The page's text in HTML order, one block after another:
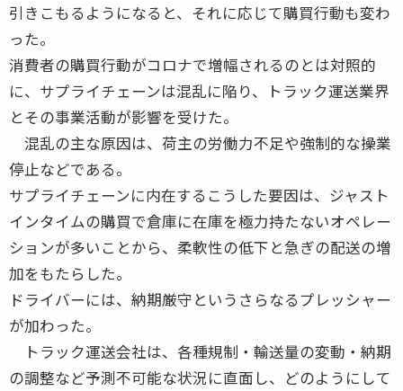
引きこもるようになると、それに応じて購買行動も変わ
った。
消費者の購買行動がコロナで増幅されるのとは対照的
に、サプライチェーンは混乱に陥り、トラック運送業界
とその事業活動が影響を受けた。
混乱の主な原因は、荷主の労働力不足や強制的な操業
停止などである。
サプライチェーンに内在するこうした要因は、ジャスト
インタイムの購買で倉庫に在庫を極力持たないオペレー
ションが多いことから、柔軟性の低下と急ぎの配送の増
加をもたらした。
ドライバーには、納期厳守というさらなるプレッシャー
が加わった。
トラック運送会社は、各種規制・輸送量の変動・納期
の調整など予測不可能な状況に直面し、どのようにして